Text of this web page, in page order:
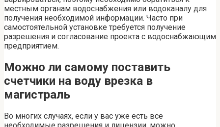
местным органам водоснабжения или водоканалу для
получения необходимой информации. Часто при
самостоятельной установке требуется получение
разрешения и согласование проекта с водоснабжающим
предприятием.
Можно ли самому поставить
счетчики на воду врезка в
магистраль
Во многих случаях, если у вас уже есть все